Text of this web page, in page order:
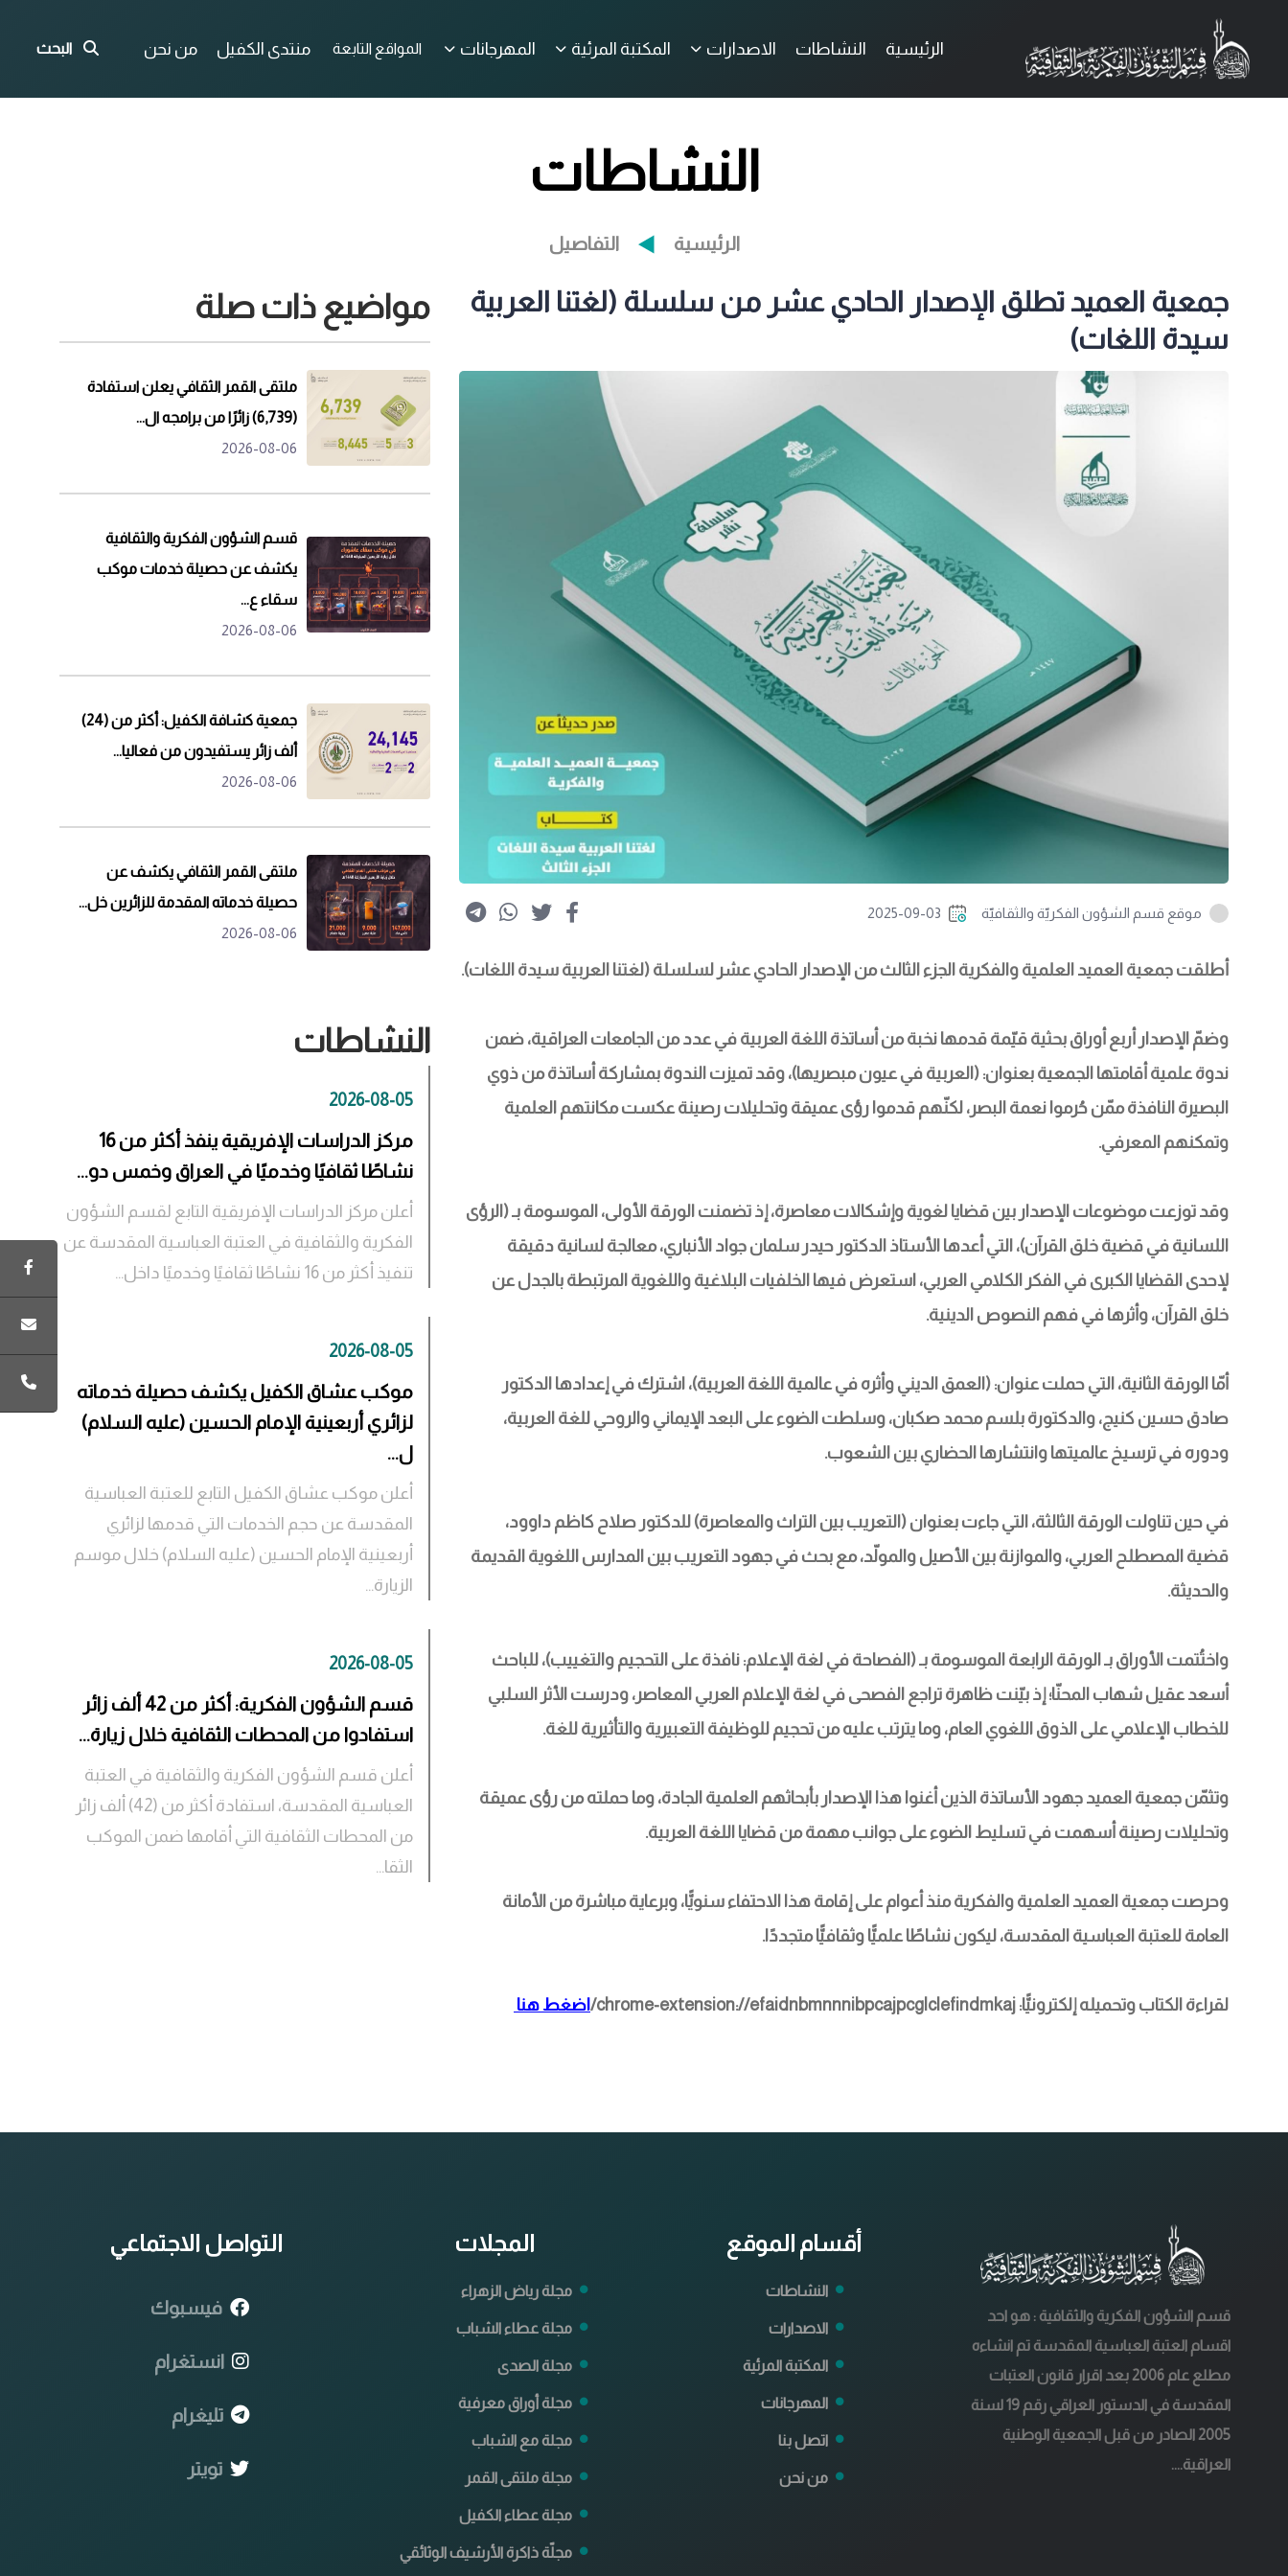
الرئيسية النشاطات الاصدارات المكتبة المرئية المهرجانات المواقع التابعة منتدى الكفيل من نحن البحث
النشاطات
الرئيسية التفاصيل
جمعية العميد تطلق الإصدار الحادي عشر من سلسلة (لغتنا العربية
سيدة اللغات)
موقع قسم الشؤون الفكريّة والثقافيّة 2025-09-03
أطلقت جمعية العميد العلمية والفكرية الجزء الثالث من الإصدار الحادي عشر لسلسلة (لغتنا العربية سيدة اللغات).
وضمّ الإصدار أربع أوراق بحثية قيّمة قدمها نخبة من أساتذة اللغة العربية في عدد من الجامعات العراقية، ضمن
ندوة علمية أقامتها الجمعية بعنوان: (العربية في عيون مبصريها)، وقد تميزت الندوة بمشاركة أساتذة من ذوي
البصيرة النافذة ممّن حُرموا نعمة البصر، لكنّهم قدموا رؤى عميقة وتحليلات رصينة عكست مكانتهم العلمية
وتمكنهم المعرفي.
وقد توزعت موضوعات الإصدار بين قضايا لغوية وإشكالات معاصرة، إذ تضمنت الورقة الأولى، الموسومة بـ (الرؤى
اللسانية في قضية خلق القرآن)، التي أعدها الأستاذ الدكتور حيدر سلمان جواد الأنباري، معالجة لسانية دقيقة
لإحدى القضايا الكبرى في الفكر الكلامي العربي، استعرض فيها الخلفيات البلاغية واللغوية المرتبطة بالجدل عن
خلق القرآن، وأثرها في فهم النصوص الدينية.
أمّا الورقة الثانية، التي حملت عنوان: (العمق الديني وأثره في عالمية اللغة العربية)، اشترك في إعدادها الدكتور
صادق حسين كنيج، والدكتورة بلسم محمد صكبان، وسلطت الضوء على البعد الإيماني والروحي للغة العربية،
ودوره في ترسيخ عالميتها وانتشارها الحضاري بين الشعوب.
في حين تناولت الورقة الثالثة، التي جاءت بعنوان (التعريب بين التراث والمعاصرة) للدكتور صلاح كاظم داوود،
قضية المصطلح العربي، والموازنة بين الأصيل والمولّد، مع بحث في جهود التعريب بين المدارس اللغوية القديمة
والحديثة.
واختُتمت الأوراق بـ الورقة الرابعة الموسومة بـ (الفصاحة في لغة الإعلام: نافذة على التحجيم والتغييب)، للباحث
أسعد عقيل شهاب المحنّا؛ إذ بيّنت ظاهرة تراجع الفصحى في لغة الإعلام العربي المعاصر، ودرست الأثر السلبي
للخطاب الإعلامي على الذوق اللغوي العام، وما يترتب عليه من تحجيم للوظيفة التعبيرية والتأثيرية للغة.
وتثمّن جمعية العميد جهود الأساتذة الذين أغنوا هذا الإصدار بأبحاثهم العلمية الجادة، وما حملته من رؤى عميقة
وتحليلات رصينة أسهمت في تسليط الضوء على جوانب مهمة من قضايا اللغة العربية.
وحرصت جمعية العميد العلمية والفكرية منذ أعوام على إقامة هذا الاحتفاء سنويًّا، وبرعاية مباشرة من الأمانة
العامة للعتبة العباسية المقدسة، ليكون نشاطًا علميًّا وثقافيًّا متجددًا.
لقراءة الكتاب وتحميله إلكترونيًّا: chrome-extension://efaidnbmnnnibpcajpcglclefindmkaj/ اضغط هنا
مواضيع ذات صلة
ملتقى القمر الثقافي يعلن استفادة
(6,739) زائرًا من برامجه ال...
2026-08-06
قسم الشؤون الفكرية والثقافية
يكشف عن حصيلة خدمات موكب
سقاء ع...
2026-08-06
جمعية كشافة الكفيل: أكثر من (24)
ألف زائر يستفيدون من فعاليا...
2026-08-06
ملتقى القمر الثقافي يكشف عن
حصيلة خدماته المقدمة للزائرين خل...
2026-08-06
النشاطات
2026-08-05
مركز الدراسات الإفريقية ينفذ أكثر من 16
نشاطًا ثقافيًا وخدميًا في العراق وخمس دو...
أعلن مركز الدراسات الإفريقية التابع لقسم الشؤون
الفكرية والثقافية في العتبة العباسية المقدسة عن
تنفيذ أكثر من 16 نشاطًا ثقافيًا وخدميًا داخل...
2026-08-05
موكب عشاق الكفيل يكشف حصيلة خدماته
لزائري أربعينية الإمام الحسين (عليه السلام)
ل...
أعلن موكب عشاق الكفيل التابع للعتبة العباسية
المقدسة عن حجم الخدمات التي قدمها لزائري
أربعينية الإمام الحسين (عليه السلام) خلال موسم
الزيارة...
2026-08-05
قسم الشؤون الفكرية: أكثر من 42 ألف زائر
استفادوا من المحطات الثقافية خلال زيارة...
أعلن قسم الشؤون الفكرية والثقافية في العتبة
العباسية المقدسة، استفادة أكثر من (42) ألف زائر
من المحطات الثقافية التي أقامها ضمن الموكب
الثقا...
قسم الشؤون الفكرية والثقافية : هو احد
اقسام العتبة العباسية المقدسة تم انشاءه
مطلع عام 2006 بعد اقرار قانون العتبات
المقدسة في الدستور العراقي رقم 19 لسنة
2005 الصادر من قبل الجمعية الوطنية
العراقية....
أقسام الموقع
النشاطات
الاصدارات
المكتبة المرئية
المهرجانات
اتصل بنا
من نحن
المجلات
مجلة رياض الزهراء
مجلة عطاء الشباب
مجلة الصدى
مجلة أوراق معرفية
مجلة مع الشباب
مجلة ملتقى القمر
مجلة عطاء الكفيل
مجلّة ذاكرة الأرشيف الوثائقي
التواصل الاجتماعي
فيسبوك
انستغرام
تليغرام
تويتر